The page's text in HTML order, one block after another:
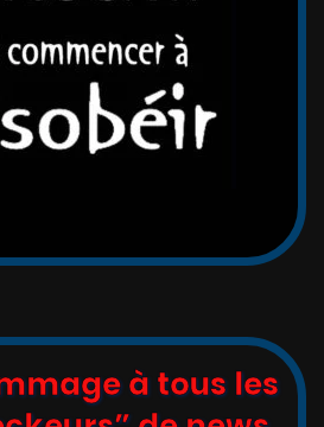
à tous les